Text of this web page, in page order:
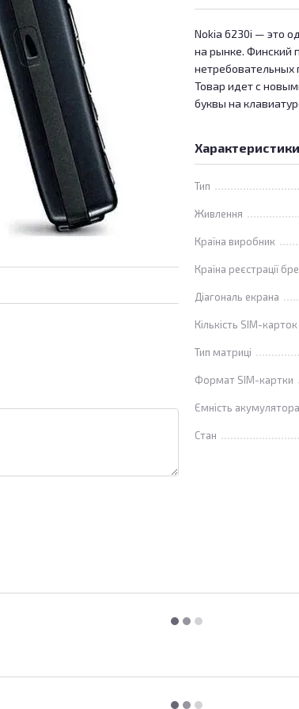
Nokia 6230i — это
на рынке. Финский
нетребовательных
Товар идет с
буквы на
Характеристики
Тип
Живлення
Країна виробник
Країна реєстрації
Діагональ екрана
Кількість SIM-карток
Тип матриці
Формат SIM-картки
Ємність
Стан